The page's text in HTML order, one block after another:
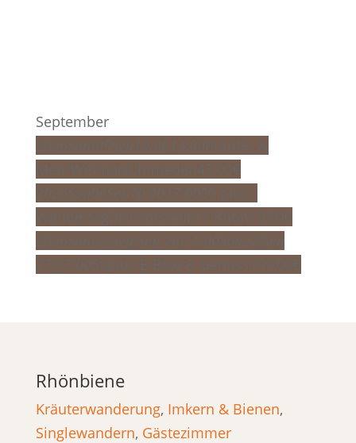
September
2026
Sam 05 Sep 10:00 13:00
Kräuter &
Weimarschmieden
2026
Son 06 Sep 10:00 17:00
Wandertag
2026
Sam 26 Sep (Sep 26) 11:00 Son 27
(Sep
27)
17:00 50plus E-Bike & Genuss
Rhönbiene
Kräuterwanderung, Imkern & Bienen,
Singlewandern, Gästezimmer